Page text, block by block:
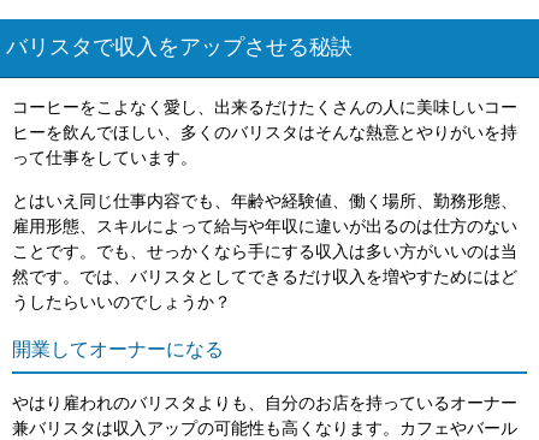
バリスタで収入をアップさせる秘訣
コーヒーをこよなく愛し、出来るだけたくさんの人に美味しいコー
ヒーを飲んでほしい、多くのバリスタはそんな熱意とやりがいを持
って仕事をしています。
とはいえ同じ仕事内容でも、年齢や経験値、働く場所、勤務形態、
雇用形態、スキルによって給与や年収に違いが出るのは仕方のない
ことです。でも、せっかくなら手にする収入は多い方がいいのは当
然です。では、バリスタとしてできるだけ収入を増やすためにはど
うしたらいいのでしょうか？
開業してオーナーになる
やはり雇われのバリスタよりも、自分のお店を持っているオーナー
兼バリスタは収入アップの可能性も高くなります。カフェやバール